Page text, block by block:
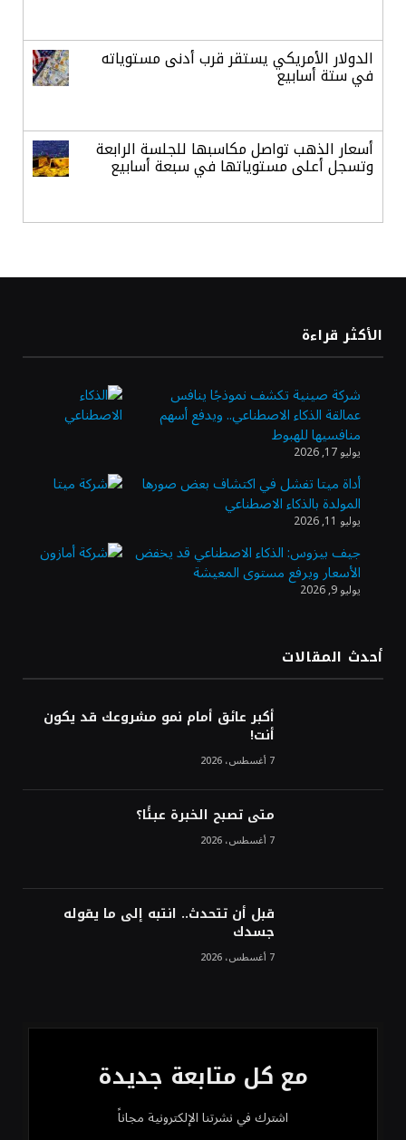
الدولار الأمريكي يستقر قرب أدنى مستوياته
في ستة أسابيع
أسعار الذهب تواصل مكاسبها للجلسة الرابعة
وتسجل أعلى مستوياتها في سبعة أسابيع
«طيران الرياض» يدشن أولى رحلاته إلى مومباي
ويضيف الوجهة التشغيلية الثامنة
وزير الاستثمار: الموافقة على رخصة مزاولة
الأنشطة المالية عابرة الحدود تطوير للبيئة
الاستثمارية
الذهب يسجل أعلى مستوى في أسبوعين بدعم
من تراجع الدولار
الدولار الأمريكي يتراجع قرب أدنى مستوياته
ترقب تطورات الوساطة بشأن الحرب
الأكثر قراءة
شركة صينية تكشف نموذجًا ينافس
عمالقة الذكاء الاصطناعي.. ويدفع أسهم
منافسيها للهبوط
يوليو 17, 2026
أداة ميتا تفشل في اكتشاف بعض صورها
المولدة بالذكاء الاصطناعي
يوليو 11, 2026
جيف بيزوس: الذكاء الاصطناعي قد يخفض
الأسعار ويرفع مستوى المعيشة
يوليو 9, 2026
أحدث المقالات
أكبر عائق أمام نمو مشروعك قد يكون
أنت!
7 أغسطس، 2026
متى تصبح الخبرة عبئًا؟
7 أغسطس، 2026
قبل أن تتحدث.. انتبه إلى ما يقوله
جسدك
7 أغسطس، 2026
مع كل متابعة جديدة
اشترك في نشرتنا الإلكترونية مجاناً